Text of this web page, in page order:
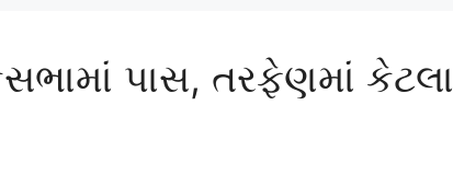
પાસ, તરફેણમાં કેટલા